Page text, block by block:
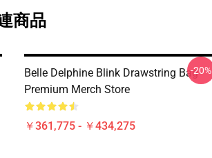
商品
Belle Delphine Blink Drawstring Bag
Premium Merch Store
￥361,775 - ￥434,275
-20%